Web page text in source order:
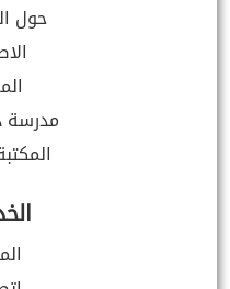
حول
مدرسة